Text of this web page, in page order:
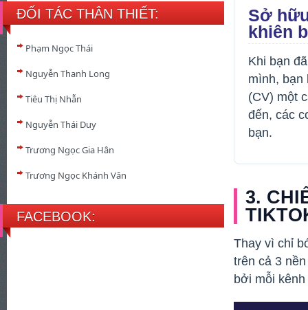
ĐỐI TÁC THÂN THIẾT:
Phạm Ngọc Thái
Nguyễn Thanh Long
Tiêu Thị Nhẫn
Nguyễn Thái Duy
Trương Ngọc Gia Hân
Trương Ngọc Khánh Vân
FACEBOOK:
Sở
khiên
Khi bạn
mình, bạn
(CV) một
đến, các
bạn.
3.
Thay vì chỉ
trên cả 3
bởi mỗi